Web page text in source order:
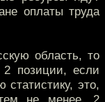
оплаты труда
область, то
позиции, если
это,